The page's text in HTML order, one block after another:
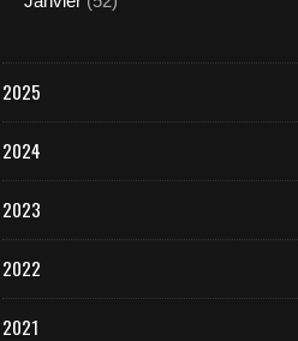
2025
2024
2023
2022
2021